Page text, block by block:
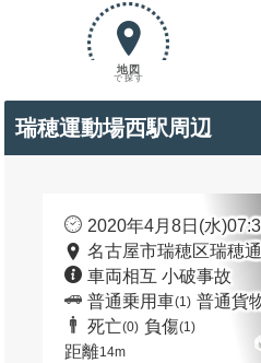
地図
で探す
瑞穂運動場西駅周辺
2020年4月8日(水
名古屋市瑞穂区瑞穂
車両相互 小破事故
普通乗用車(1) 普通貨
死亡(0) 負傷(1)
距離14m